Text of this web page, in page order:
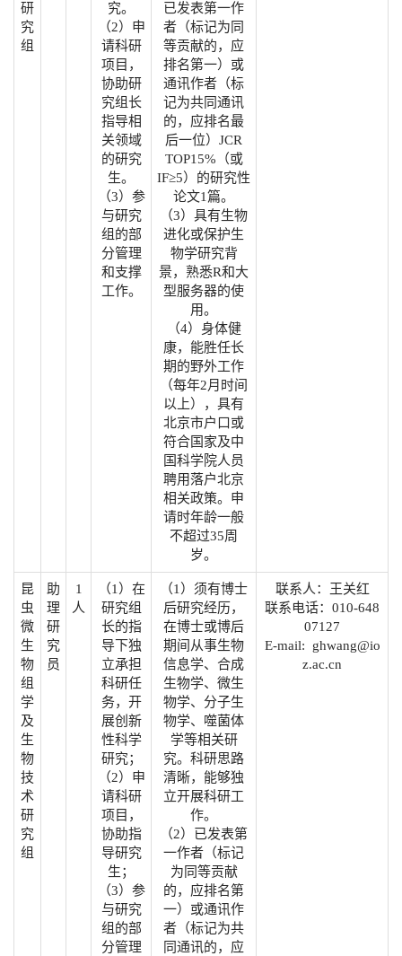
研
究
组
究。
（2）申
请科研
项目，
协助研
究组长
指导相
关领域
的研究
生。
（3）参
与研究
组的部
分管理
和支撑
工作。
已发表第一作
者（标记为同
等贡献的，应
排名第一）或
通讯作者（标
记为共同通讯
的，应排名最
后一位）JCR
TOP15%（或
IF≥5）的研究性
论文1篇。
（3）具有生物
进化或保护生
物学研究背
景，熟悉R和大
型服务器的使
用。
（4）身体健
康，能胜任长
期的野外工作
（每年2月时间
以上），具有
北京市户口或
符合国家及中
国科学院人员
聘用落户北京
相关政策。申
请时年龄一般
不超过35周
岁。
昆
虫
微
生
物
组
学
及
生
物
技
术
研
究
组
助
理
研
究
员
1
人
（1）在
研究组
长的指
导下独
立承担
科研任
务，开
展创新
性科学
研究；
（2）申
请科研
项目，
协助指
导研究
生；
（3）参
与研究
组的部
分管理
（1）须有博士
后研究经历，
在博士或博后
期间从事生物
信息学、合成
生物学、微生
物学、分子生
物学、噬菌体
学等相关研
究。科研思路
清晰，能够独
立开展科研工
作。
（2）已发表第
一作者（标记
为同等贡献
的，应排名第
一）或通讯作
者（标记为共
同通讯的，应
联系人：王关红
联系电话：010-648
07127
E-mail: ghwang@io
z.ac.cn